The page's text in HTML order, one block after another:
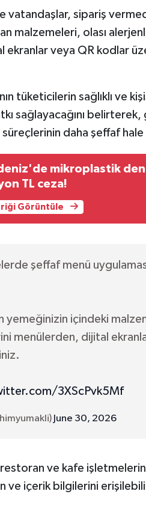
vatandaşlar, sipariş
malzemeleri, olası
ekranlar veya QR kodlar
tüketicilerin sağlıklı ve
sağlayacağını
daha şeffaf
mikroplastik
TL ceza!
Görüntüle
şeffaf menü
yemeğinizin içindeki
menülerden, dijital
3XScPvk5Mf
June 30, 2026
ve kafe
ve içerik bilgilerini